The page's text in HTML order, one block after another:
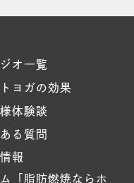
オ一覧
ヨガの効果
体験談
る質問
報
「脂肪燃焼ならホ